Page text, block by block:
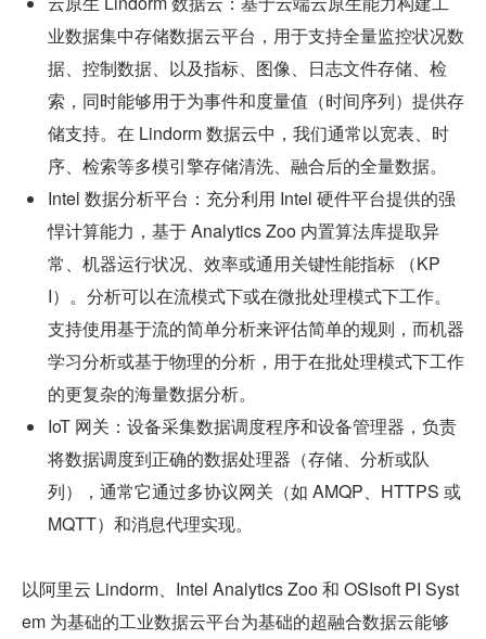
业数据集中存储数据云平台，用于支持全量监控状况数
据、控制数据、以及指标、图像、日志文件存储、检
索，同时能够用于为事件和度量值（时间序列）提供存
储支持。在 Lindorm 数据云中，我们通常以宽表、时
序、检索等多模引擎存储清洗、融合后的全量数据。
Intel 数据分析平台：充分利用 Intel 硬件平台提供的强
悍计算能力，基于 Analytics Zoo 内置算法库提取异
常、机器运行状况、效率或通用关键性能指标 （KP
I）。分析可以在流模式下或在微批处理模式下工作。
支持使用基于流的简单分析来评估简单的规则，而机器
学习分析或基于物理的分析，用于在批处理模式下工作
的更复杂的海量数据分析。
IoT 网关：设备采集数据调度程序和设备管理器，负责
将数据调度到正确的数据处理器（存储、分析或队
列），通常它通过多协议网关（如 AMQP、HTTPS 或
MQTT）和消息代理实现。
以阿里云 Lindorm、Intel Analytics Zoo 和 OSIsoft PI Syst
em 为基础的工业数据云平台为基础的超融合数据云能够